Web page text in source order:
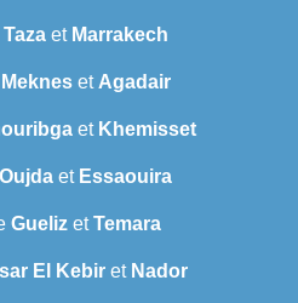
Tazaet Marrakech
Mekneset Agadair
et Khemisset
Oujda et Essaouira
GuelizetTemara
El Kebiret Nador